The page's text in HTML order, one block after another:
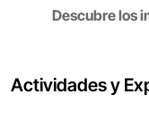
Descubre los
Actividades y